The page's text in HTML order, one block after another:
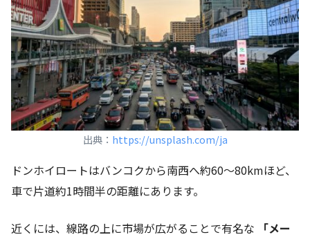
出典： https://unsplash.com/ja
ドンホイロートはバンコクから南西へ約60〜80kmほど、
車で片道約1時間半の距離にあります。
近くには、線路の上に市場が広がることで有名な
「メー